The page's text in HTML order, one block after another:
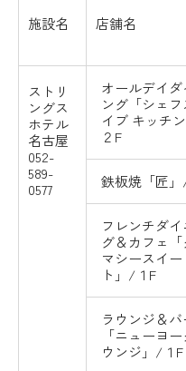
施設名 店舗名
ストリ
ングス
ホテル
名古屋
052-
589-
0577
オールデイダ
ング「シェ
イブ キッチン
２F
鉄板焼「匠
フレンチダイ
グ＆カフェ「
マシースイー
ト」/１F
ラウンジ＆バ
「ニューヨ
ウンジ」/１F